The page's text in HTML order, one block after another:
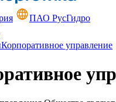
ПАО РусГидро
Корпоративное управление